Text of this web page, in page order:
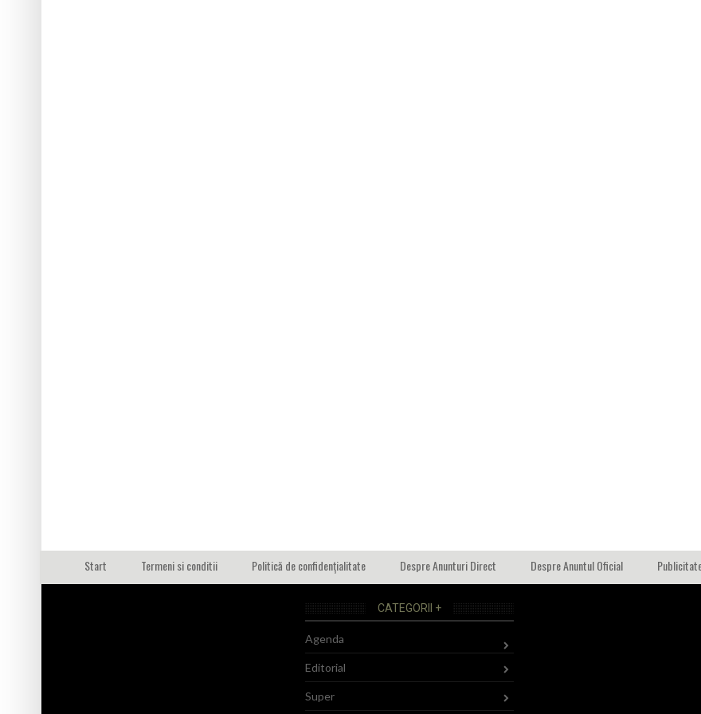
Start Termeni si conditii Politică de confidențialitate Despre Anunturi Direct Despre Anuntul Oficial
CATEGORII +
Agenda
Editorial
Super